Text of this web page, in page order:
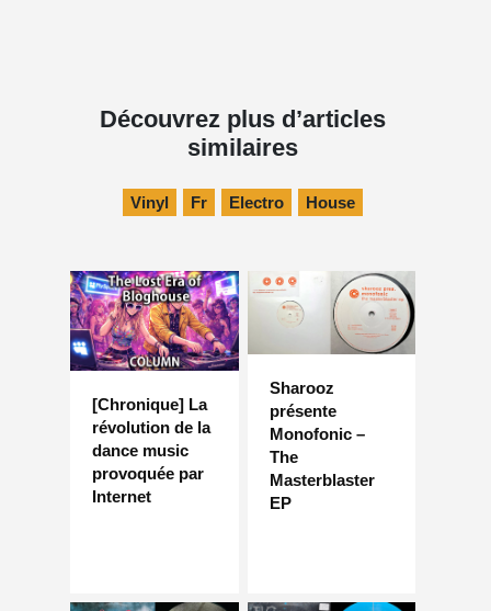
Découvrez plus d’articles
similaires
Vinyl Fr Electro House
[Chronique] La
révolution de la
dance music
provoquée par
Internet
Sharooz
présente
Monofonic –
The
Masterblaster
EP